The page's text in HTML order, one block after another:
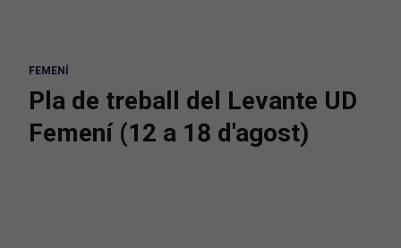
FEMENÍ
Pla de treball del Levante UD
Femení (12 a 18 d'agost)